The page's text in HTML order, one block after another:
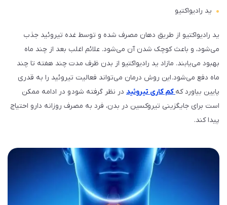
ید رادیواکتیو
ید رادیواکتیو از طریق دهان مصرف شده و توسط غده تیروئید جذب
می‌شود، و باعث کوچک شدن آن می‌شود. علائم اغلب بعد از چند ماه
بهبود می‌یابند. مازاد ید رادیواکتیو از بدن ظرف مدت چند هفته تا چند
ماه دفع می‌شود. این روش درمان می‌تواند فعالیت تیروئید را به قدری
پایین بیاورد که کم‌ کاری تیروئید در نظر گرفته شود و در ادامه ممکن
است برای جایگزینی تیروکسین در بدن، فرد به مصرف روزانه دارو احتیاج
پیدا کند.